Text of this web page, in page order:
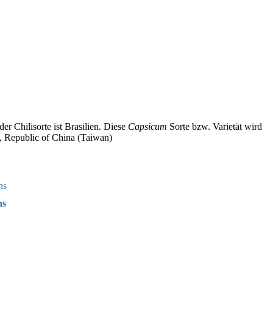
Chilisorte ist Brasilien. Diese Capsicum Sorte bzw. Varietät wird
Republic of China (Taiwan)